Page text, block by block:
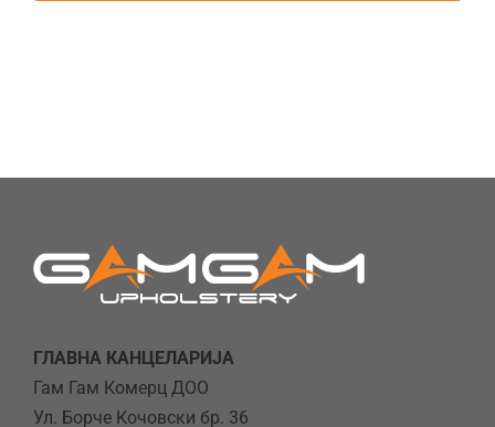
ГЛАВНА КАНЦЕЛАРИЈА
Гам Гам Комерц ДОО
Ул. Борче Кочовски бр. 36